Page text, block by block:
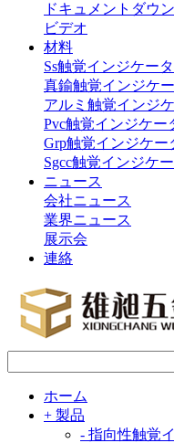
ドキュメントダウ
ビデオ
材料
Ss触覚インジケータ
真鍮触覚インジケ
アルミ触覚インジ
Pvc触覚インジケー
Grp触覚インジケー
Sgcc触覚インジケ
ニュース
会社ニュース
業界ニュース
展示会
連絡
ホーム
+ 製品
- 指向性触覚